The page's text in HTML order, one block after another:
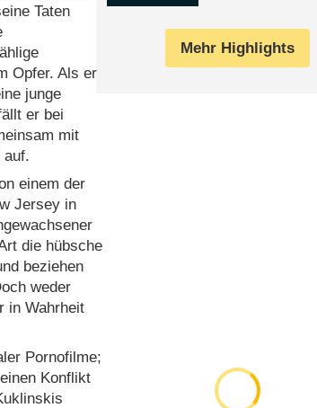
Taten
Opfer. Als er
junge
er bei
mit
auf.
einem der
Jersey in
die hübsche
beziehen
weder
in Wahrheit
Pornofilme;
Konflikt
Mehr Highlights